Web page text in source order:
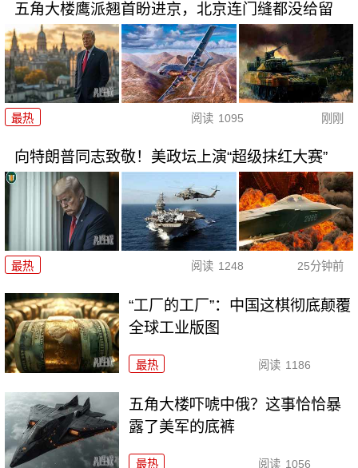
五角大楼鹰派翘首盼进京，北京连门缝都没给留
最热 阅读 1095 刚刚
向特朗普同志致敬！美政坛上演“超级抹红大赛”
最热 阅读 1248 25分钟前
“工厂的工厂”：中国这棋彻底颠覆
全球工业版图
最热 阅读 1186
五角大楼吓唬中俄？这事恰恰暴
露了美军的底裤
最热 阅读 1056